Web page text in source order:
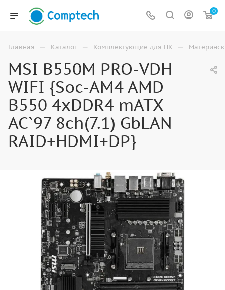
0
Главная — Каталог — Комплектующие для ПК —
MSI B550M PRO-VDH
WIFI {Soc-AM4 AMD
B550 4xDDR4 mATX
AC`97 8ch(7.1) GbLAN
RAID+HDMI+DP}